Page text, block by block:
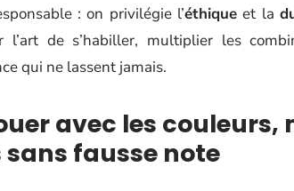
: on privilégie l’éthique et la
l’art de s’habiller, multiplier les
qui ne lassent jamais.
avec les couleurs,
fausse note